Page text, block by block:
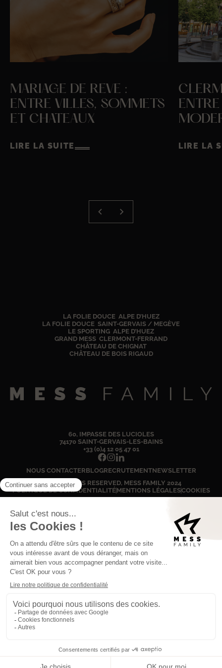
MARIAGE DE REVE :
ENTRE VILLES, SOMMETS
ET CHATEAUX
LIRE LA SUITE LIRE LA
LA FOLIE DOUCE ALPE D’HUEZ
LA FOLIE DOUCE SAINT-GERVAIS / MEGÈVE
LE SPORTING ALPE D’HUEZ
GRAND MESS CLERMONT-FERRAND
CHÂTEAU DE CHIGNAT
CHÂTEAU DE BOIS RIGAUD
+33 (0)4 12 05 47 01
60, IMPASSE DES LUCIOLES
74170 SAINT-GERVAIS-LES-BAINS
NOUS CONTACTERBLOGRECRUTEMENTNEWSLETTER
© ALL RIGHTS RESERVED, MESS FAMILY 2024
POLITIQUE DE CONFIDENTIALITÉMENTIONS LÉGALESCOOKIES